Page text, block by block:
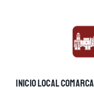
INICIOLOCALCOMARCA